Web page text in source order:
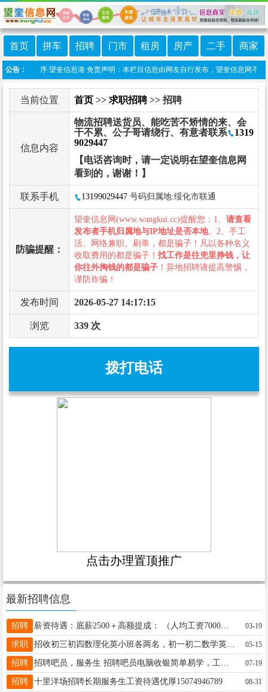
首页 拼车 招聘 门市 租房 房产 二手 商家
公告：
微信小程序:望奎信息港 免责声明：本栏目信息由网友自行发布，望奎信息网不承
当前位置 首页 >> 求职招聘>> 招聘
信息内容
物流招聘送货员、能吃苦不矫情的来、会
干不累、公子哥请绕行、有意者联系
1319
9029447
【电话咨询时，请一定说明在望奎信息网
看到的，谢谢！】
联系手机 13199029447 号码归属地:绥化市联通
防骗提醒：
望奎信息网(www.wangkui.cc)提醒您：1、 请查看
发布者手机归属地与IP地址是否本地。2、手工
活、网络兼职、刷单，都是骗子！凡以各种名义
收取费用的都是骗子！ 找工作是往兜里挣钱，让
你往外掏钱的都是骗子 ！异地招聘请提高警惕，
谨防诈骗！
发布时间 2026-05-27 14:17:15
浏览 339 次
拨打电话
点击办理置顶推广
最新招聘信息
招聘 薪资待遇：底薪2500＋高额提成： （人均工资7000＋上五休二！（还有 跳点提成＋底薪）正常节假日休息！不加班！!! 以上岗位接受无经验者16646585943（包教包会） 03-19
求职 招收初三初四数理化英小班各两名，初一初二数学英语小班各四名学生，周一到周五晚上辅导作业，讲知识点刷题背课，周六周日补数理化英全科，也可一对一，本人代课18746568796 05-15
招聘 07-19
招聘 十里洋场招聘长期服务生工资待遇优厚15074946789 08-31